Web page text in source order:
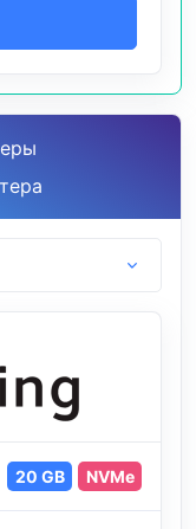
20 GB NVMe